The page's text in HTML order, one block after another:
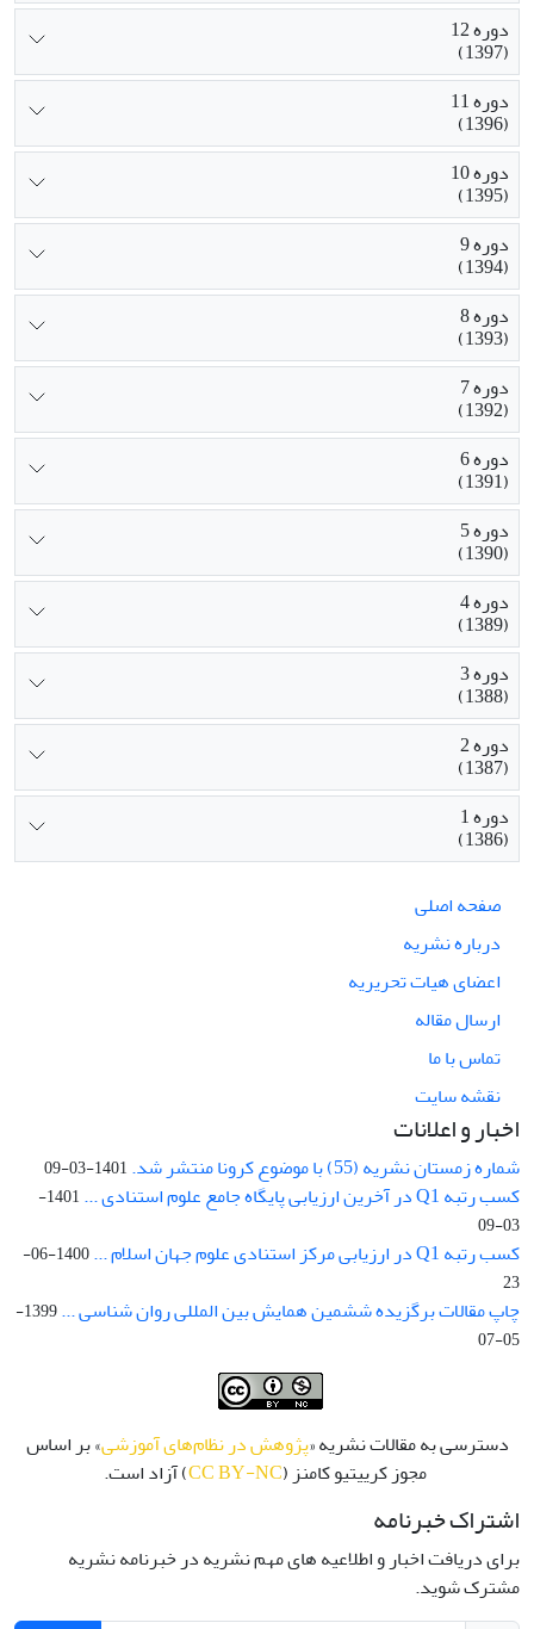
دوره 12
(1397)
دوره 11
(1396)
دوره 10
(1395)
دوره 9
(1394)
دوره 8
(1393)
دوره 7
(1392)
دوره 6
(1391)
دوره 5
(1390)
دوره 4
(1389)
دوره 3
(1388)
دوره 2
(1387)
دوره 1
(1386)
صفحه اصلی
درباره نشریه
اعضای هیات تحریریه
ارسال مقاله
تماس با ما
نقشه سایت
اخبار و اعلانات
شماره زمستان نشریه (55) با موضوع کرونا منتشر شد. 1401-03-09
کسب رتبه Q1 در آخرین ارزیابی پایگاه جامع علوم استنادی ...
1401-
03-09
کسب رتبه Q1 در ارزیابی مرکز استنادی علوم جهان اسلام ...
1400-06-
23
چاپ مقالات برگزیده ششمین همایش بین المللی روان شناسی ...
1399-
05-07
دسترسی به مقالات نشریه «پژوهش در نظام‌های آموزشی» بر اساس
مجوز کرییتیو کامنز (CC BY-NC) آزاد است.
اشتراک خبرنامه
برای دریافت اخبار و اطلاعیه های مهم نشریه در خبرنامه نشریه
مشترک شوید.